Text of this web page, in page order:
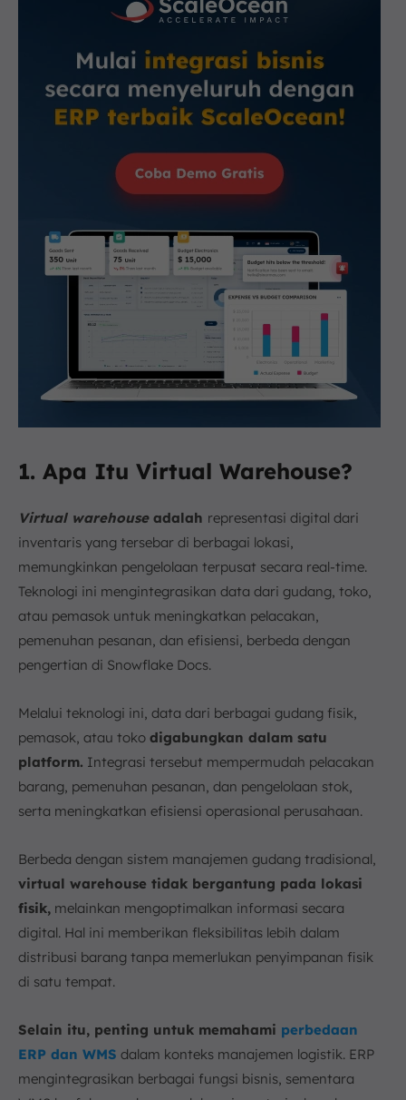
1. Apa Itu Virtual Warehouse?
Virtual warehouseadalah representasi digital dari
inventaris yang tersebar di berbagai lokasi,
memungkinkan pengelolaan terpusat secara real-time.
Teknologi ini mengintegrasikan data dari gudang, toko,
atau pemasok untuk meningkatkan pelacakan,
pemenuhan pesanan, dan efisiensi, berbeda dengan
pengertian di Snowflake Docs.
Melalui teknologi ini, data dari berbagai gudang fisik,
pemasok, atau toko digabungkan dalam satu
platform. Integrasi tersebut mempermudah pelacakan
barang, pemenuhan pesanan, dan pengelolaan stok,
serta meningkatkan efisiensi operasional perusahaan.
Berbeda dengan sistem manajemen gudang tradisional,
virtual warehouse tidak bergantung pada lokasi
fisik, melainkan mengoptimalkan informasi secara
digital. Hal ini memberikan fleksibilitas lebih dalam
distribusi barang tanpa memerlukan penyimpanan fisik
di satu tempat.
Selain itu, penting untuk memahami perbedaan
ERP dan WMS dalam konteks manajemen logistik. ERP
mengintegrasikan berbagai fungsi bisnis, sementara